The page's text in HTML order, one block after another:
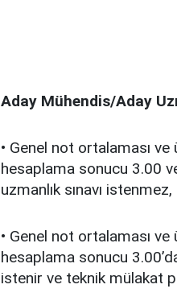
Aday Mühendis/Aday
• Genel not ortalaması ve
hesaplama sonucu 3.00
uzmanlık sınavı
• Genel not ortalaması ve
hesaplama sonucu
istenir ve teknik mülakat